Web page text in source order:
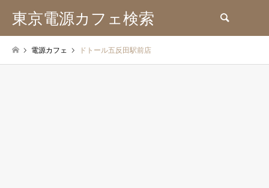
東京電源カフェ検索
電源カフェ ドトール五反田駅前店